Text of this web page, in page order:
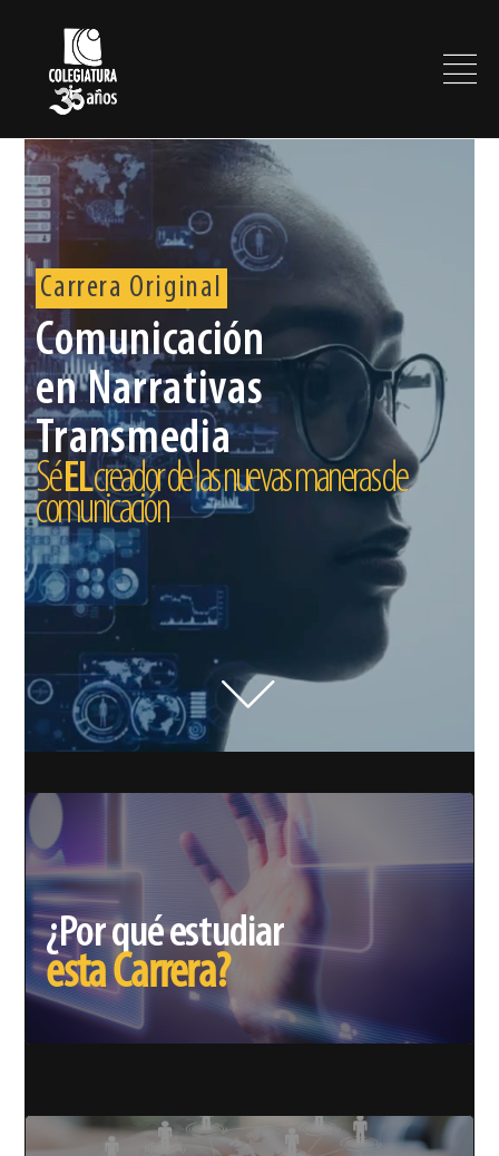
Carrera Original
Comunicación
en Narrativas
Transmedia
SéELcreador de las nuevas maneras de
comunicación
¿Por qué estudiar
esta Carrera?